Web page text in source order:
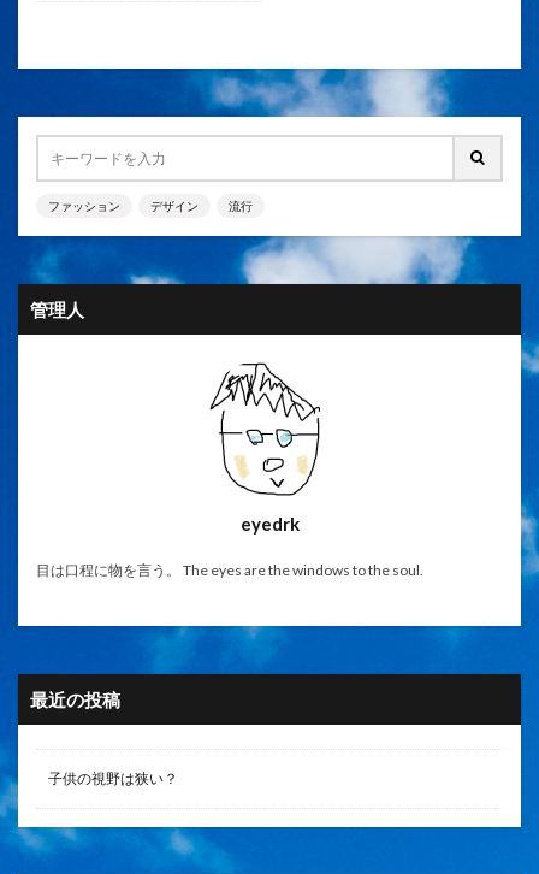
ファッション デザイン 流行
管理人
eyedrk
目は口程に物を言う。 The eyes are the windows to the soul.
最近の投稿
子供の視野は狭い？